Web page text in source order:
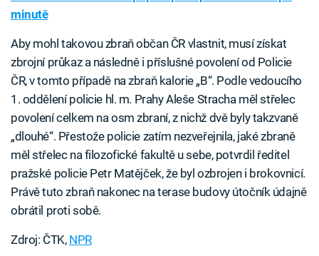
minutě
Aby mohl takovou zbraň občan ČR vlastnit, musí získat
zbrojní průkaz a následně i příslušné povolení od Policie
ČR, v tomto případě na zbraň kalorie „B“. Podle vedoucího
1. oddělení policie hl. m. Prahy Aleše Stracha měl střelec
povolení celkem na osm zbraní, z nichž dvě byly takzvaně
„dlouhé“. Přestože policie zatím nezveřejnila, jaké zbraně
měl střelec na filozofické fakultě u sebe, potvrdil ředitel
pražské policie Petr Matějček, že byl ozbrojen i brokovnicí.
Právě tuto zbraň nakonec na terase budovy útočník údajně
obrátil proti sobě.
Zdroj: ČTK, NPR